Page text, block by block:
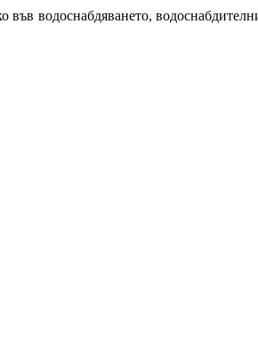
във водоснабдяването,